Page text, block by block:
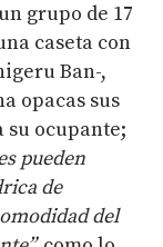
grupo de 17
caseta con
Ban-,
opacas sus
ocupante;
pueden
de
del